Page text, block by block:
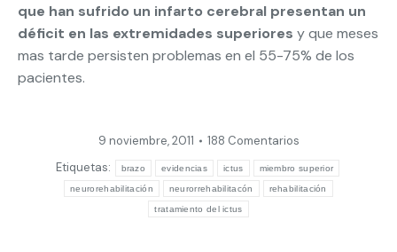
que han sufrido un infarto cerebral presentan un
déficit en las extremidades superiores y que meses
mas tarde persisten problemas en el 55-75% de los
pacientes.
9 noviembre, 2011
188 Comentarios
Etiquetas:
brazo evidencias ictus miembro superior
neurorehabilitación neurorrehabilitacón rehabilitación
tratamiento del ictus